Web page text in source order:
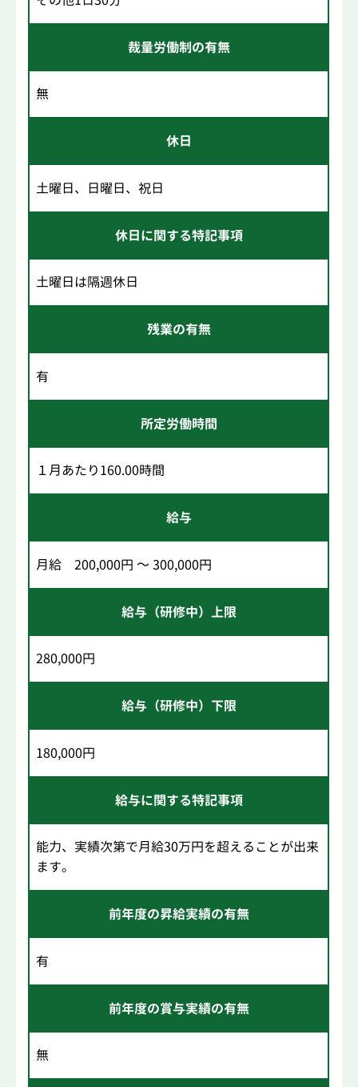
裁量労働制の有無
無
休日
土曜日、日曜日、祝日
休日に関する特記事項
土曜日は隔週休日
残業の有無
有
所定労働時間
１月あたり160.00時間
給与
月給 200,000円 ～ 300,000円
給与（研修中）上限
280,000円
給与（研修中）下限
180,000円
給与に関する特記事項
能力、実績次第で月給30万円を超えることが出来
ます。
前年度の昇給実績の有無
有
前年度の賞与実績の有無
無